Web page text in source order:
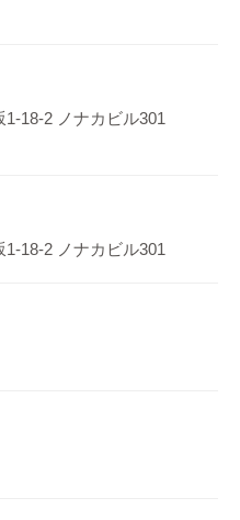
18-2 ノナカビル301
18-2 ノナカビル301